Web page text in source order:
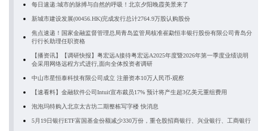
每日速递:城市的脉搏与自然的呼吸！北京夕阳晚霞美景来了
新城市建设发展(00456.HK)完成发行总计2764.9万股认购股份
焦点速递！国家金融监督管理总局青岛监管局核准崔勐恒丰银行股份有限公司青岛分
行行长助理任职资格
【播资讯】【调研快报】粤宏远A接待粤宏远A2025年度暨2026年第一季度业绩说明
会采用网络远程方式进行,面向全体投资者调研
中山市星恒泰科技有限公司成立 注册资本10万人民币-观察
【速看料】金融软件公司Intuit宣布裁员17% 预计将产生超3亿美元重组费用
泡泡玛特购入北京太古坊二期整栋写字楼 快消息
5月19日银行ETF富国基金份额减少330万份，重仓股招商银行、兴业银行、工商银行